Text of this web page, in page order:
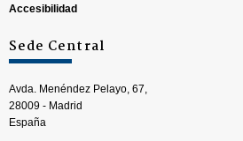
Accesibilidad
Sede Central
Avda. Menéndez Pelayo, 67,
28009 - Madrid
España